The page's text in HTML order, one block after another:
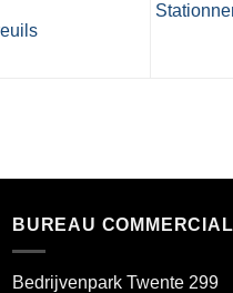
BUREAU COMMERCIAL
Bedrijvenpark Twente 299